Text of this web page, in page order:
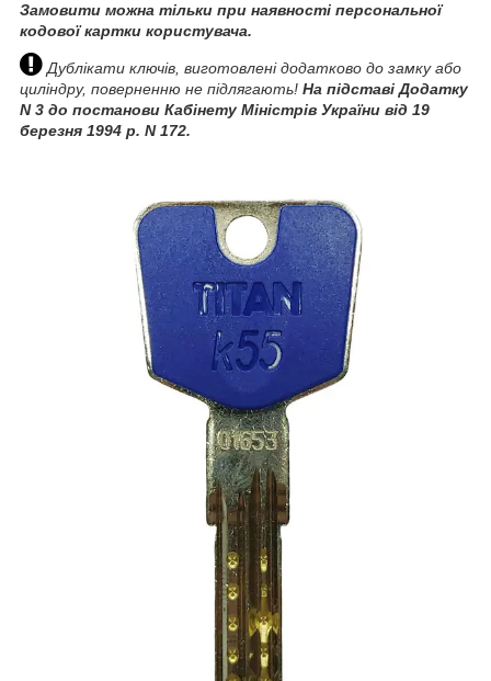
Замовити можна тільки при наявності персональної
кодової картки користувача.
Дублікати ключів, виготовлені додатково до замку або
циліндру, поверненню не підлягають! На підставі Додатку
N 3 до постанови Кабінету Міністрів України від 19
березня 1994 р. N 172.